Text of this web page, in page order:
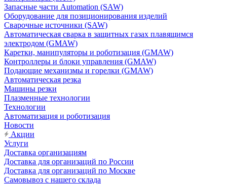
Запасные части Automation (SAW)
Оборудование для позиционирования изделий
Сварочные источники (SAW)
Автоматическая сварка в защитных газах плавящимся
электродом (GMAW)
Каретки, манипуляторы и роботизация (GMAW)
Контроллеры и блоки управления (GMAW)
Подающие механизмы и горелки (GMAW)
Автоматическая резка
Машины резки
Плазменные технологии
Технологии
Автоматизация и роботизация
Новости
Акции
Услуги
Доставка организациям
Доставка для организаций по России
Доставка для организаций по Москве
Самовывоз с нашего склада